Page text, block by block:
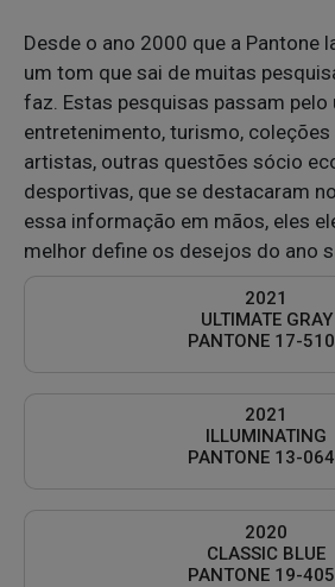
Desde o ano 2000 que a Pantone
um tom que sai de muitas
faz. Estas pesquisas passam pelo
entretenimento, turismo, coleções
artistas, outras questões sócio
desportivas, que se destacaram
essa informação em mãos, eles
melhor define os desejos do ano
2021
ULTIMATE GRAY
PANTONE 17-
2021
ILLUMINATING
PANTONE 13-
2020
CLASSIC BLUE
PANTONE 19-